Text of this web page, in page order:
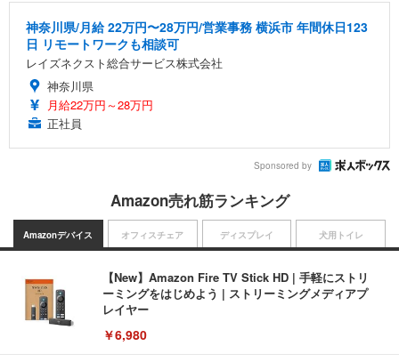
神奈川県/月給 22万円〜28万円/営業事務 横浜市 年間休日123
日 リモートワークも相談可
レイズネクスト総合サービス株式会社
神奈川県
月給22万円～28万円
正社員
Sponsored by
Amazon売れ筋ランキング
Amazonデバイス
【New】Amazon Fire TV Stick HD | 手軽にストリ
ーミングをはじめよう | ストリーミングメディアプ
レイヤー
￥6,980
オフィスチェア ディスプレイ 犬用トイレ